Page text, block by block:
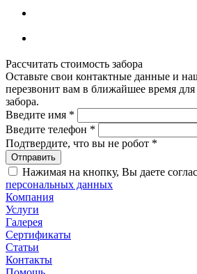
Рассчитать стоимость забора
Оставьте свои контактные данные и
перезвонит вам в ближайшее время для
забора.
Введите имя *
Введите телефон *
Подтвердите, что вы не робот *
Нажимая на кнопку, Вы даете
персональных данных
Компания
Услуги
Галерея
Сертификаты
Статьи
Контакты